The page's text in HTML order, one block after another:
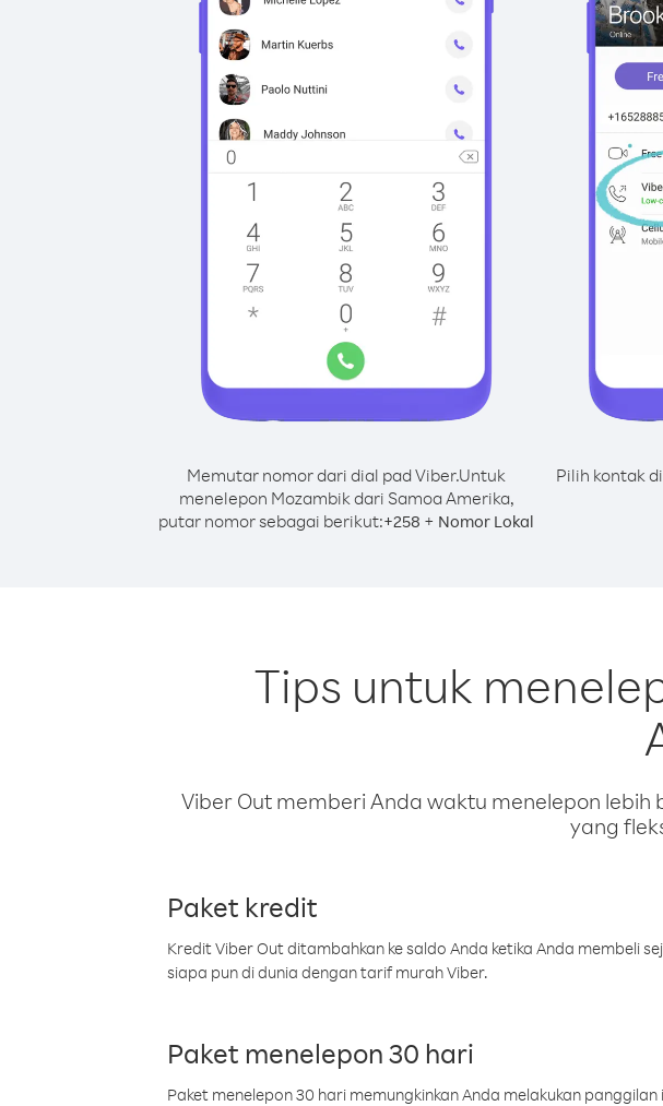
Memutar nomor dari dial pad Viber.Untuk
menelepon Mozambik dari Samoa Amerika,
putar nomor sebagai berikut:+258 + Nomor Lokal
Pilih kontak
Tips untuk
Viber Out memberi Anda waktu menelepon
yang
Paket kredit
Kredit Viber Out ditambahkan ke saldo Anda ketika Anda membeli
siapa pun di dunia dengan tarif murah Viber.
Paket menelepon 30 hari
Paket menelepon 30 hari memungkinkan Anda melakukan